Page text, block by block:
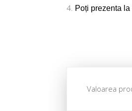
Poți prezenta
Valoarea